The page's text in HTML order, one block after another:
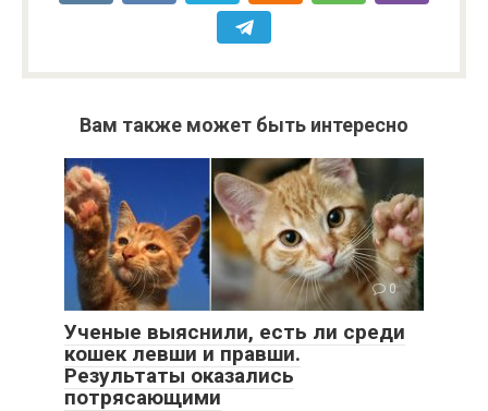
Вам также может быть интересно
0
Ученые выяснили, есть ли среди
кошек левши и правши.
Результаты оказались
потрясающими